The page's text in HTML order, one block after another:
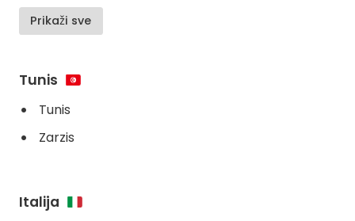
Prikaži sve
Tunis
Tunis
Zarzis
Italija